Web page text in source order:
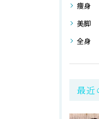
痩身
美脚
全身
最近